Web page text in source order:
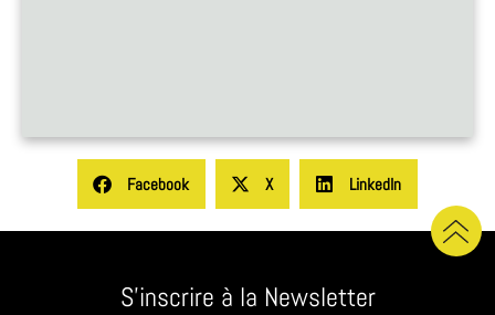
Facebook X LinkedIn
S'inscrire à la Newsletter